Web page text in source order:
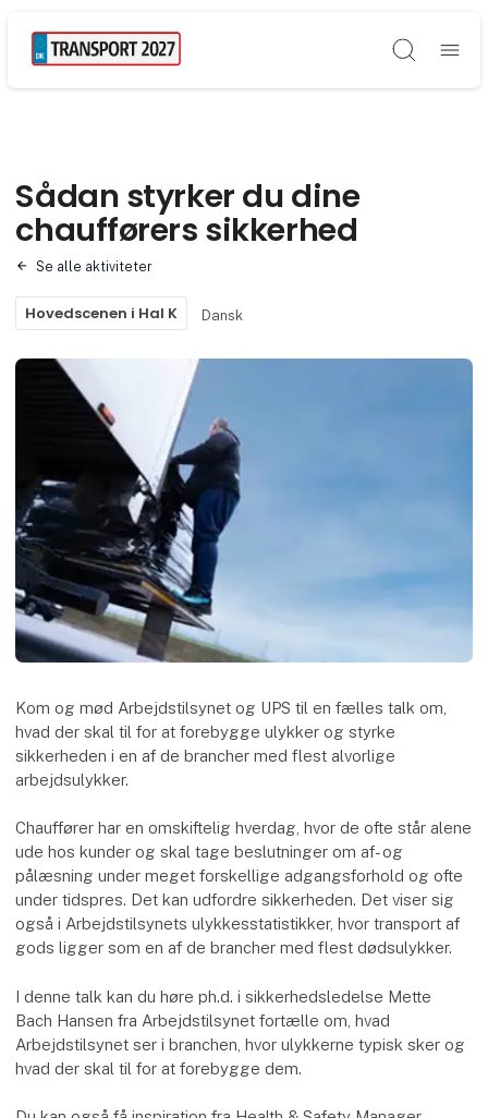
Søg
Sådan styrker du dine
chaufførers sikkerhed
Se alle aktiviteter
Hovedscenen i Hal K Dansk
Kom og mød Arbejdstilsynet og UPS til en fælles talk om,
hvad der skal til for at forebygge ulykker og styrke
sikkerheden i en af de brancher med flest alvorlige
arbejdsulykker.
Chauffører har en omskiftelig hverdag, hvor de ofte står alene
ude hos kunder og skal tage beslutninger om af- og
pålæsning under meget forskellige adgangsforhold og ofte
under tidspres. Det kan udfordre sikkerheden. Det viser sig
også i Arbejdstilsynets ulykkesstatistikker, hvor transport af
gods ligger som en af de brancher med flest dødsulykker.
I denne talk kan du høre ph.d. i sikkerhedsledelse Mette
Bach Hansen fra Arbejdstilsynet fortælle om, hvad
Arbejdstilsynet ser i branchen, hvor ulykkerne typisk sker og
hvad der skal til for at forebygge dem.